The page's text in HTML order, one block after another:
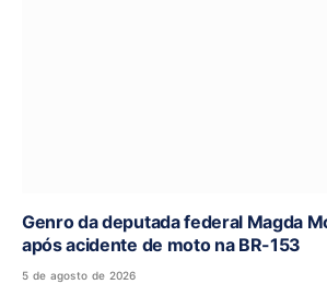
Genro da deputada federal Magda
após acidente de moto na BR-153
5 de agosto de 2026